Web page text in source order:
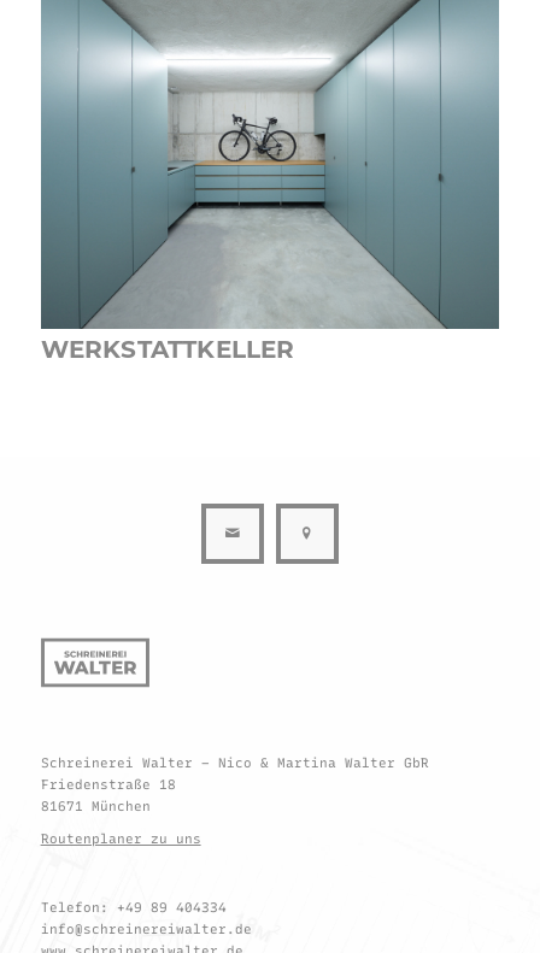
WERKSTATTKELLER
Schreinerei Walter – Nico & Martina Walter GbR
Friedenstraße 18
81671 München
Routenplaner zu uns
Telefon: +49 89 404334
info@schreinereiwalter.de